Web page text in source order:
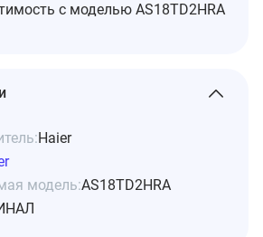
с моделью AS18TD2HRA
Haier
модель:AS18TD2HRA